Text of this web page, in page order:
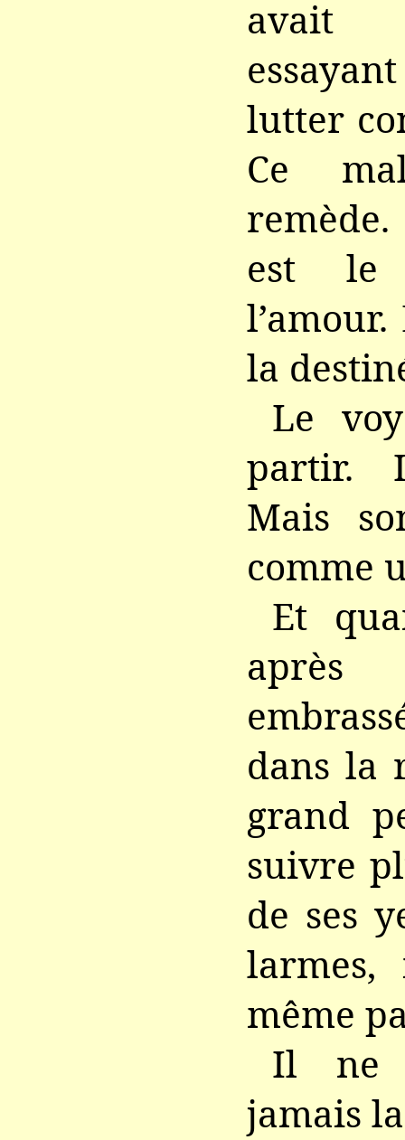
avait
lutter
Ce
est le
la
Le
partir.
Mais
comme
Et
dans la
grand
suivre
de ses
même
Il ne
jamais